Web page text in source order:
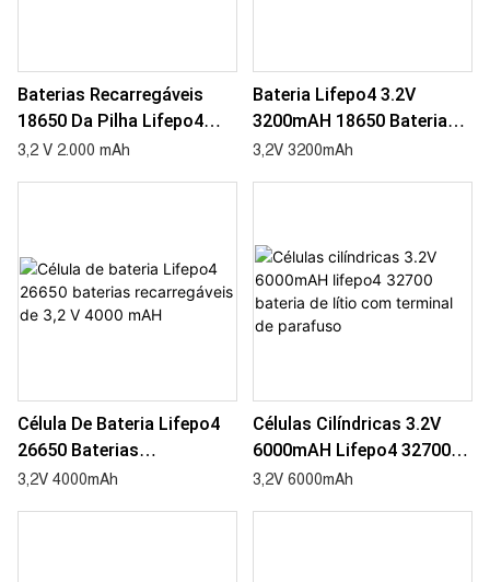
Baterias Recarregáveis ​​
18650 Da Pilha Lifepo4
3.2V 2000mAH Para
3,2 V 2.000 mAh
Bateria Lifepo4 3.2V
3200mAH 18650 Bateria
Recarregável De Íon De
3,2V 3200mAh
Célula De Bateria Lifepo4
26650 Baterias
Recarregáveis ​​de 3,2 V
3,2V 4000mAh
Células Cilíndricas 3.2V
6000mAH Lifepo4 32700
Bateria De Lítio Com
3,2V 6000mAh